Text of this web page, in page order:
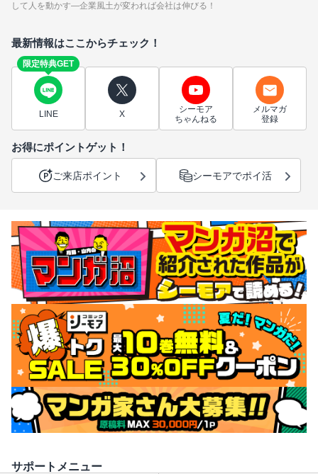
して人を動かす―企業風土が変われば会社は伸びる！
最新情報はここからチェック！
限定特典GET
LINE X
シーモア
ちゃんねる
メルマガ
登録
お得にポイントゲット！
ご来店ポイント シーモアでポイ活
サポートメニュー